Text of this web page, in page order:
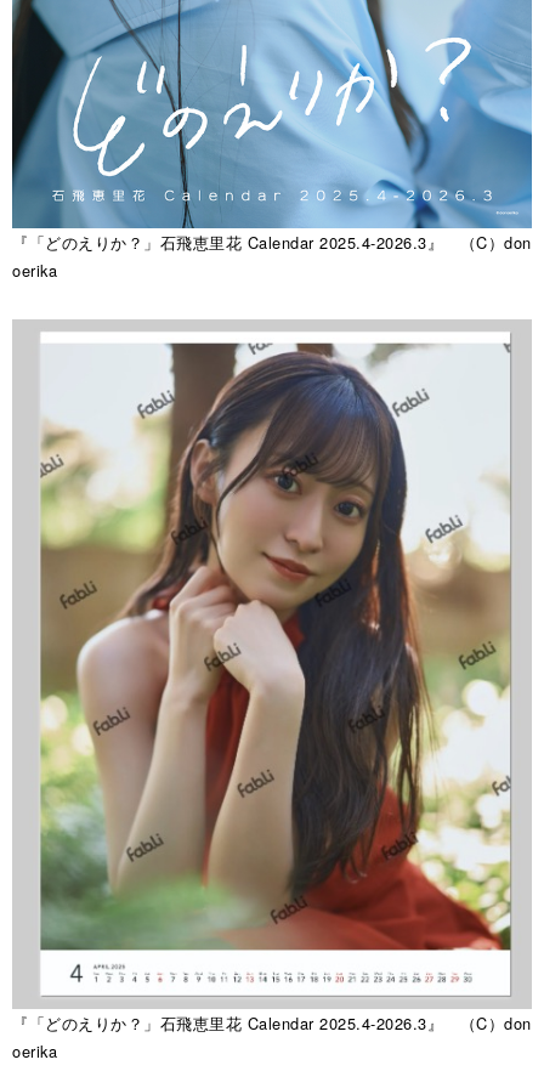
『「どのえりか？」石飛恵里花 Calendar 2025.4-2026.3』 （C）don
oerika
『「どのえりか？」石飛恵里花 Calendar 2025.4-2026.3』 （C）don
oerika